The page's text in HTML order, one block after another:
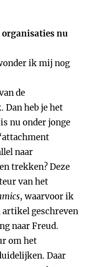
organisaties nu
ik mij nog
de
Dan heb je het
nu onder jonge
naar
trekken? Deze
van het
, waarvoor ik
artikel geschreven
naar Freud.
om het
Daar